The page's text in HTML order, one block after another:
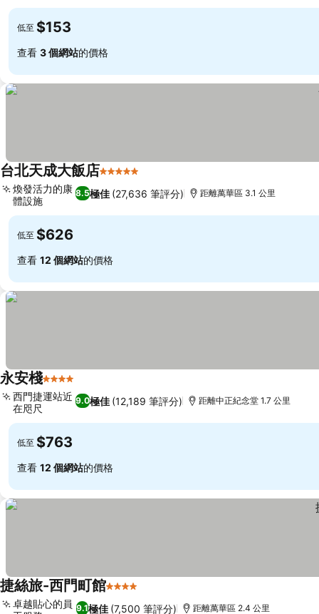
低至 $153
查看 3 個網站的價格
台北天成大飯店5 星級
8.5極佳 (27,636 筆評分)
煥發活力的康
體設施
距離萬華區 3.1 公里
低至 $626
查看 12 個網站的價格
永安棧4 星級
9.0極佳 (12,189 筆評分)
西門捷運站近
在咫尺
距離中正紀念堂 1.7 公里
低至 $763
查看 12 個網站的價格
捷絲旅-西門町館4 星級
9.1極佳 (7,500 筆評分)
卓越貼心的員
距離萬華區 2.4 公里